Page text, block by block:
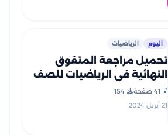
اليوم الرياضيات
تحميل مراجعة المتفوق
النهائية في الرياضيات للصف
الخامس الابتدائي الفصل
الدراسي الثاني
41 صفحة
154
21 أبريل 2024